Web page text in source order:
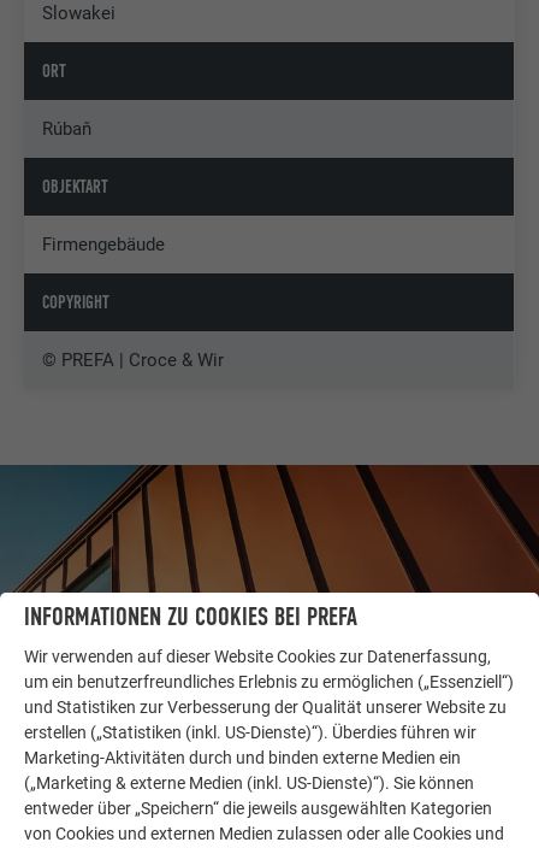
Slowakei
ORT
Rúbaň
OBJEKTART
Firmengebäude
COPYRIGHT
© PREFA | Croce & Wir
LASSEN SIE SICH INSPIRIEREN
WEITERE OBJEKTE
INFORMATIONEN ZU COOKIES BEI PREFA
Wir verwenden auf dieser Website Cookies zur Datenerfassung,
um ein benutzerfreundliches Erlebnis zu ermöglichen („Essenziell“)
und Statistiken zur Verbesserung der Qualität unserer Website zu
erstellen („Statistiken (inkl. US-Dienste)“). Überdies führen wir
Marketing-Aktivitäten durch und binden externe Medien ein
(„Marketing & externe Medien (inkl. US-Dienste)“). Sie können
entweder über „Speichern“ die jeweils ausgewählten Kategorien
von Cookies und externen Medien zulassen oder alle Cookies und